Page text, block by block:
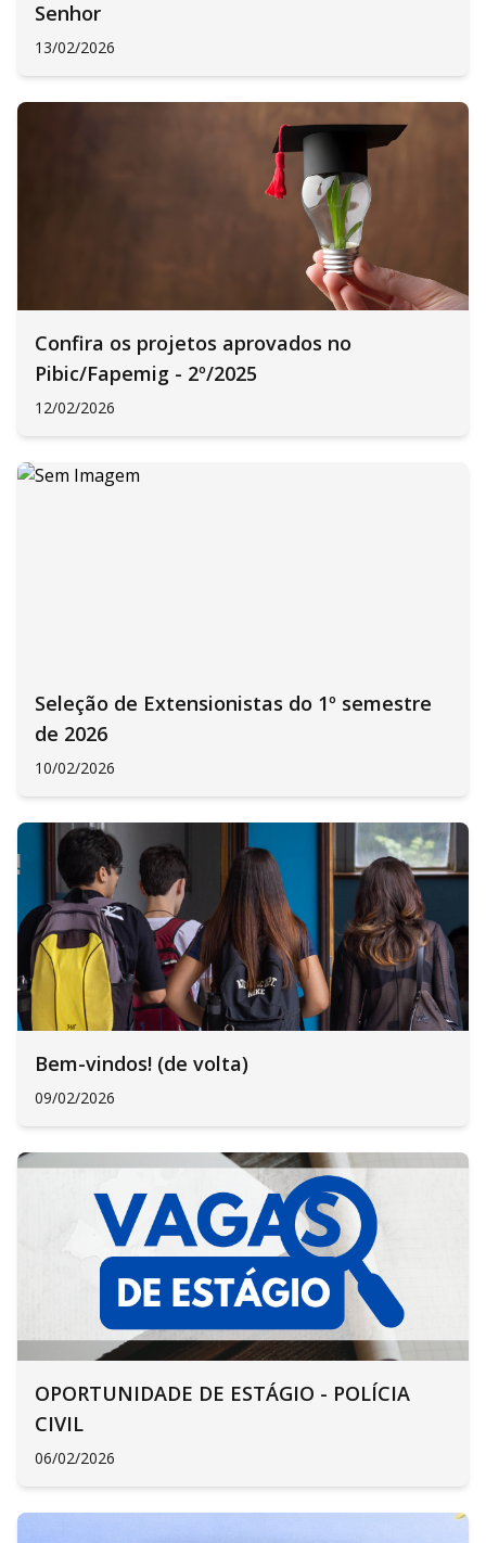
Senhor
13/02/2026
Confira os projetos aprovados no
Pibic/Fapemig - 2º/2025
12/02/2026
Seleção de Extensionistas do 1º semestre
de 2026
10/02/2026
Bem-vindos! (de volta)
09/02/2026
OPORTUNIDADE DE ESTÁGIO - POLÍCIA
CIVIL
06/02/2026